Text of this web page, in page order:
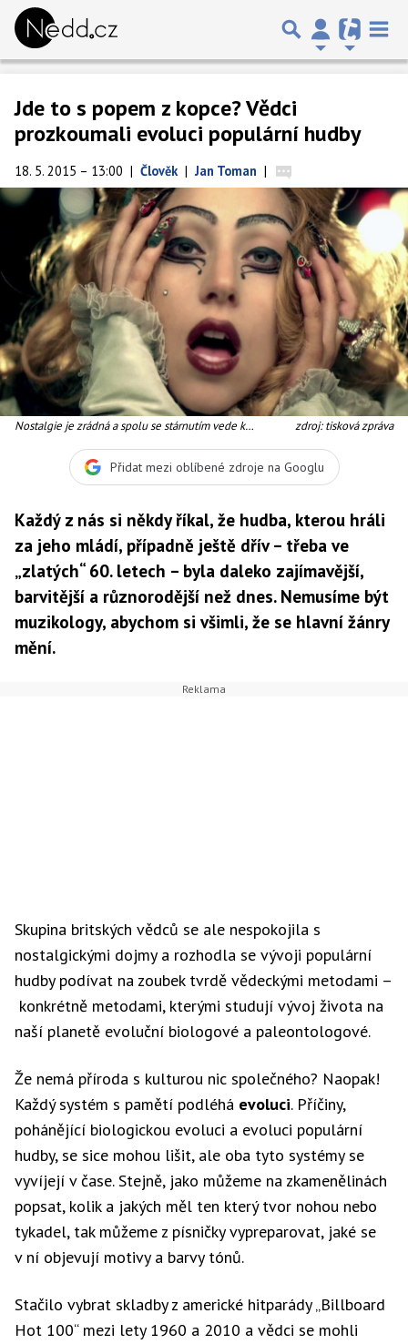
Jde to s popem z kopce? Vědci
prozkoumali evoluci populární hudby
18. 5. 2015 – 13:00 | Člověk | Jan Toman |
Nostalgie je zrádná a spolu se stárnutím vede k
zdroj: tisková zpráva
Přidat mezi oblíbené zdroje na Googlu
Každý z nás si někdy říkal, že hudba, kterou hráli
za jeho mládí, případně ještě dřív – třeba ve
„zlatých“ 60. letech – byla daleko zajímavější,
barvitější a různorodější než dnes. Nemusíme být
muzikology, abychom si všimli, že se hlavní žánry
mění.
Skupina britských vědců se ale nespokojila s
nostalgickými dojmy a rozhodla se vývoji populární
hudby podívat na zoubek tvrdě vědeckými metodami –
konkrétně metodami, kterými studují vývoj života na
naší planetě evoluční biologové a paleontologové.
Že nemá příroda s kulturou nic společného? Naopak!
Každý systém s pamětí podléhá evoluci. Příčiny,
pohánějící biologickou evoluci a evoluci populární
hudby, se sice mohou lišit, ale oba tyto systémy se
vyvíjejí v čase. Stejně, jako můžeme na zkamenělinách
popsat, kolik a jakých měl ten který tvor nohou nebo
tykadel, tak můžeme z písničky vypreparovat, jaké se
v ní objevují motivy a barvy tónů.
Stačilo vybrat skladby z americké hitparády „Billboard
Hot 100“ mezi lety 1960 a 2010 a vědci se mohli